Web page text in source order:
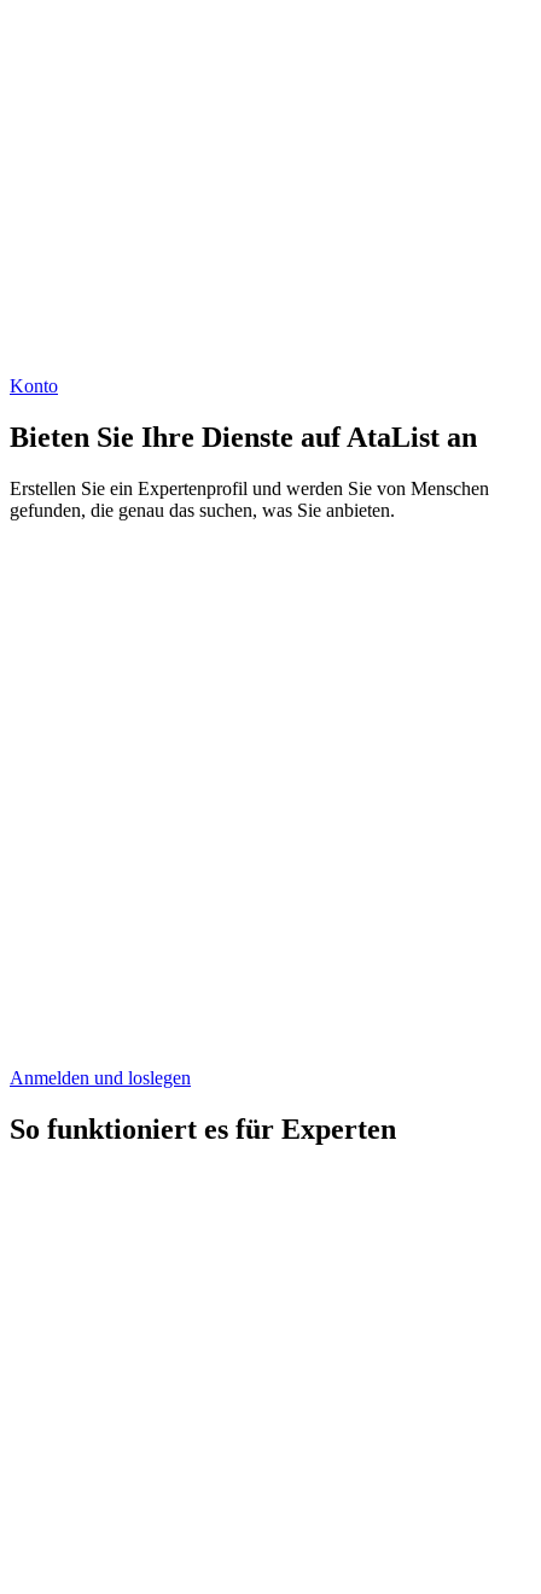
Konto
Bieten Sie Ihre Dienste auf AtaList an
Erstellen Sie ein Expertenprofil und werden Sie von Menschen
gefunden, die genau das suchen, was Sie anbieten.
Anmelden und loslegen
So funktioniert es für Experten